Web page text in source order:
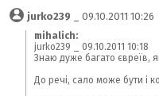
jurko239 _ 09.10.2011 10:26
mihalich:
jurko239 _ 09.10.2011 10:18
Знаю дуже багато євреїв,
До речі, сало може бути і